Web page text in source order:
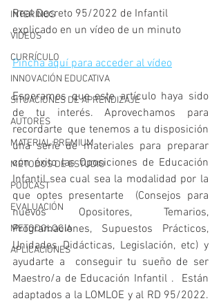
INTERINOS
VIDEOS
CURRÍCULO
INNOVACIÓN EDUCATIVA
SITUACIONES DE APRENDIZAJE
AUTORES
MATERIAL PREMIUM
MÉTODOS DE ESTUDIO
PODCAST
EVALUACIÓN
METODOLOGIA
APLICACIONES
Real Decreto 95/2022 de Infantil
explicado en un vídeo de un minuto
Pincha aquí para acceder al vídeo
Esperamos que este artículo haya sido
de tu interés. Aprovechamos para
recordarte  que tenemos a tu disposición
una serie de materiales para preparar
con éxito las Oposiciones de Educación
Infantil sea cual sea la modalidad por la
que optes presentarte  (Consejos para
nuevos Opositores, Temarios,
Programaciones, Supuestos Prácticos,
Unidades Didácticas, Legislación, etc) y
ayudarte a  conseguir tu sueño de ser
Maestro/a de Educación Infantil .  Están
adaptados a la LOMLOE y al RD 95/2022.